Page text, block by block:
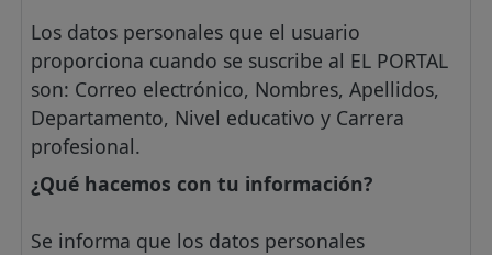
Los datos personales que el usuario
proporciona cuando se suscribe al EL PORTAL
son: Correo electrónico, Nombres, Apellidos,
Departamento, Nivel educativo y Carrera
profesional.
¿Qué hacemos con tu información?
Se informa que los datos personales